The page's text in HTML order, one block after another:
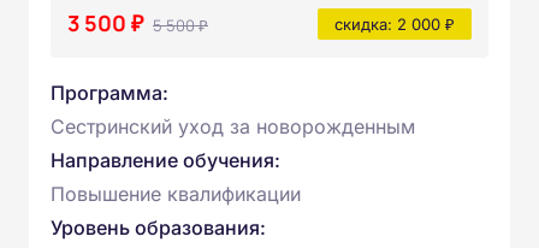
3 500 ₽ 5 500 ₽ скидка: 2 000 ₽
Программа:
Сестринский уход за новорожденным
Направление обучения:
Повышение квалификации
Уровень образования: